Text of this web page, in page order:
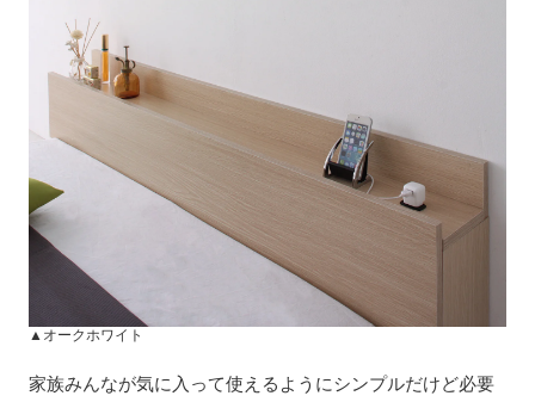
▲オークホワイト
家族みんなが気に入って使えるようにシンプルだけど必要